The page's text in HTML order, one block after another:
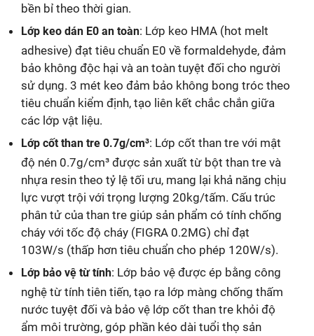
bền bỉ theo thời gian.
Lớp keo dán E0 an toàn: Lớp keo HMA (hot melt
adhesive) đạt tiêu chuẩn E0 về formaldehyde, đảm
bảo không độc hại và an toàn tuyệt đối cho người
sử dụng. 3 mét keo đảm bảo không bong tróc theo
tiêu chuẩn kiểm định, tạo liên kết chắc chắn giữa
các lớp vật liệu.
Lớp cốt than tre 0.7g/cm³: Lớp cốt than tre với mật
độ nén 0.7g/cm³ được sản xuất từ bột than tre và
nhựa resin theo tỷ lệ tối ưu, mang lại khả năng chịu
lực vượt trội với trọng lượng 20kg/tấm. Cấu trúc
phân tử của than tre giúp sản phẩm có tính chống
cháy với tốc độ cháy (FIGRA 0.2MG) chỉ đạt
103W/s (thấp hơn tiêu chuẩn cho phép 120W/s).
Lớp bảo vệ từ tính: Lớp bảo vệ được ép bằng công
nghệ từ tính tiên tiến, tạo ra lớp màng chống thấm
nước tuyệt đối và bảo vệ lớp cốt than tre khỏi độ
ẩm môi trường, góp phần kéo dài tuổi thọ sản